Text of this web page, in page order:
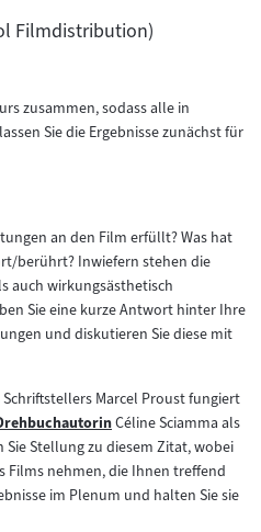
Filmdistribution)
zusammen, sodass alle in
Sie die Ergebnisse zunächst für
an den Film erfüllt? Was hat
berührt? Inwiefern stehen die
auch wirkungsästhetisch
Sie eine kurze Antwort hinter Ihre
und diskutieren Sie diese mit
Marcel Proust fungiert
Céline Sciamma als
Sie Stellung zu diesem Zitat, wobei
Films nehmen, die Ihnen treffend
im Plenum und halten Sie sie